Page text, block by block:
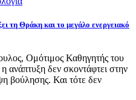
τη Θράκη και το μεγάλο ενεργειακό
Ομότιμος Καθηγητής του
δεν σκοντάφτει στην
βούλησης. Και τότε δεν